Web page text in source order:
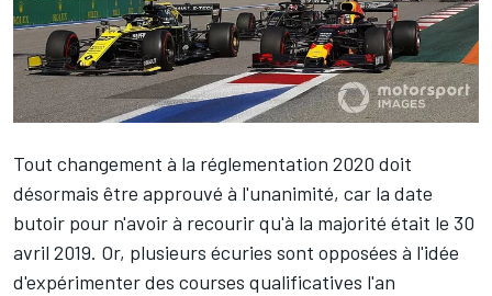
Tout changement à la réglementation 2020 doit
désormais être approuvé à l'unanimité, car la date
butoir pour n'avoir à recourir qu'à la majorité était le 30
avril 2019. Or, plusieurs écuries sont opposées à l'idée
d'expérimenter des courses qualificatives l'an